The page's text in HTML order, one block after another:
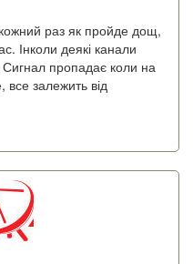
раз як пройде дощ,
Інколи деякі канали
Сигнал пропадає коли на
залежить від